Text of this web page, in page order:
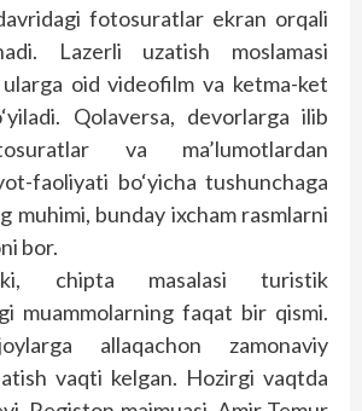
fotosuratlar ekran orqali
Lazerli uzatish moslamasi
oid videofilm va ketma-ket
Qolaversa, devorlarga ilib
va ma’lumotlardan
faoliyati bo‘yicha tushunchaga
muhimi, bunday ixcham rasmlarni
bor.
chipta masalasi turistik
muammolarning faqat bir qismi.
allaqachon zamonaviy
vaqti kelgan. Hozirgi vaqtda